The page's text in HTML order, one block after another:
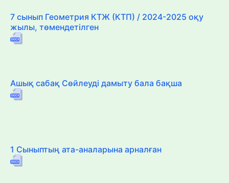
7 сынып Геометрия КТЖ (КТП) / 2024-2025 оқу
жылы, төмендетілген
Ашық сабақ Сөйлеуді дамыту бала бақша
1 Сыныптың ата-аналарына арналған